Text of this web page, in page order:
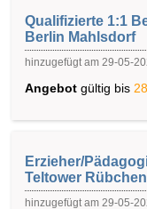
Qualifizierte 1:1
Berlin Mahlsdorf
hinzugefügt am 29-05-
Angebot gültig bis
Erzieher/
Teltower Rübchen
hinzugefügt am 29-05-